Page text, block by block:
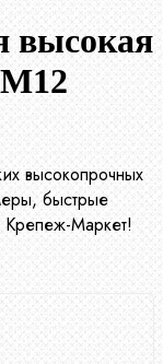
высокая
высокопрочных
быстрые
Маркет!